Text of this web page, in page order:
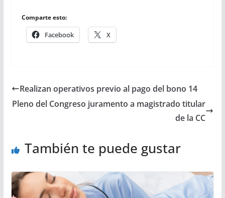
Comparte esto:
Facebook X
Realizan operativos previo al pago del bono 14
Pleno del Congreso juramento a magistrado titular
de la CC
También te puede gustar